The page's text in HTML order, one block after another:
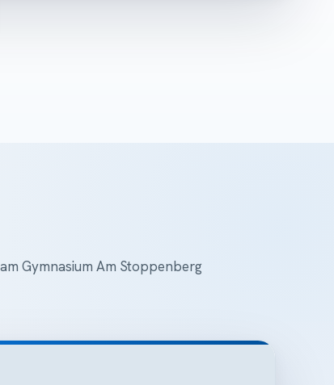
Gymnasium Am Stoppenberg